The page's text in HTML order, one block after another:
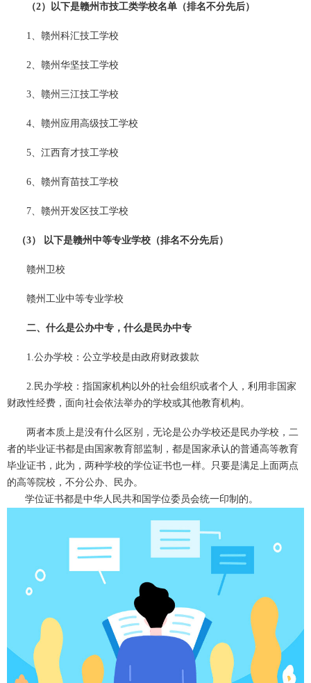
（2）以下是赣州市技工类学校名单（排名不分先后）
1、赣州科汇技工学校
2、赣州华坚技工学校
3、赣州三江技工学校
4、赣州应用高级技工学校
5、江西育才技工学校
6、赣州育苗技工学校
7、赣州开发区技工学校
（3） 以下是赣州中等专业学校（排名不分先后）
赣州卫校
赣州工业中等专业学校
二、什么是公办中专，什么是民办中专
1.公办学校：公立学校是由政府财政拨款
2.民办学校：指国家机构以外的社会组织或者个人，利用非国家
财政性经费，面向社会依法举办的学校或其他教育机构。
两者本质上是没有什么区别，无论是公办学校还是民办学校，二
者的毕业证书都是由国家教育部监制，都是国家承认的普通高等教育
毕业证书， 此为，两种学校的学位证书也一样。只要是满足上面两点
的高等院校，不分公办、民办。
学位证书都是中华人民共和国学位委员会统一印制的。